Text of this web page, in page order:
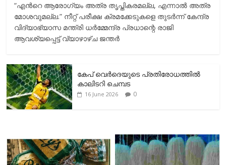
“എന്‍റെ ആരോഗ്യം അത്ര തൃപ്തികരമല്ല, എന്നാൽ അത്ര
മോശവുമല്ല.” നീറ്റ് പരീക്ഷ ക്രമക്കേടുകളെ തുടർന്ന് കേന്ദ്ര
വിദ്യാഭ്യാസ മന്ത്രി ധർമ്മേന്ദ്ര പ്രധാന്റെ രാജി
ആവശ്യപ്പെട്ട് വ്യാഴാഴ്ച ജന്തർ
കേപ് വെര്‍ദെയുടെ പ്രതിരോധത്തില്‍
കാലിടറി ചെമ്പട
16 June 2026 0